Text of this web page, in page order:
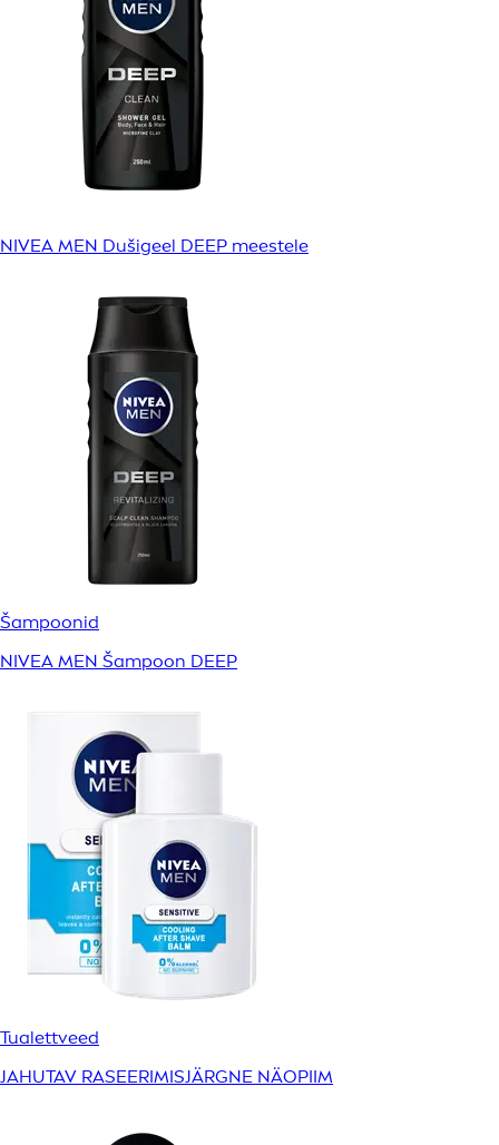
NIVEA MEN Dušigeel DEEP meestele
Šampoonid
NIVEA MEN Šampoon DEEP
Tualettveed
JAHUTAV RASEERIMISJÄRGNE NÄOPIIM